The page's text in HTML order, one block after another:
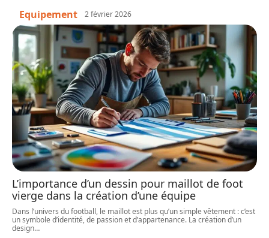
Equipement 2 février 2026
L’importance d’un dessin pour maillot de foot
vierge dans la création d’une équipe
Dans l’univers du football, le maillot est plus qu’un simple vêtement : c’est
un symbole d’identité, de passion et d’appartenance. La création d’un
design…